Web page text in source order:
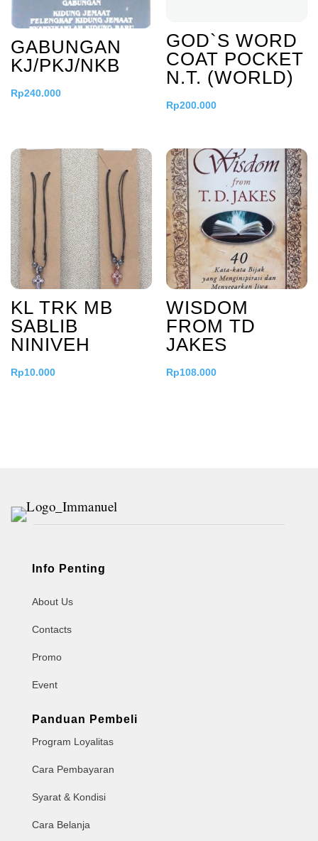
GABUNGAN
KJ/PKJ/NKB
Rp240.000
GOD`S WORD
COAT POCKET
N.T. (WORLD)
Rp200.000
KL TRK MB
SABLIB
NINIVEH
Rp10.000
WISDOM
FROM TD
JAKES
Rp108.000
Info Penting
About Us
Contacts
Promo
Event
Panduan Pembeli
Program Loyalitas
Cara Pembayaran
Syarat & Kondisi
Cara Belanja